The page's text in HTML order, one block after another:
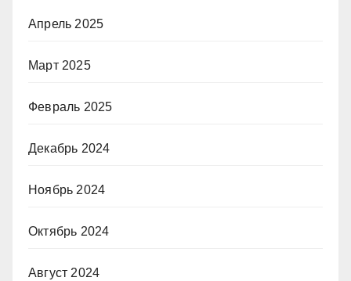
Апрель 2025
Март 2025
Февраль 2025
Декабрь 2024
Ноябрь 2024
Октябрь 2024
Август 2024